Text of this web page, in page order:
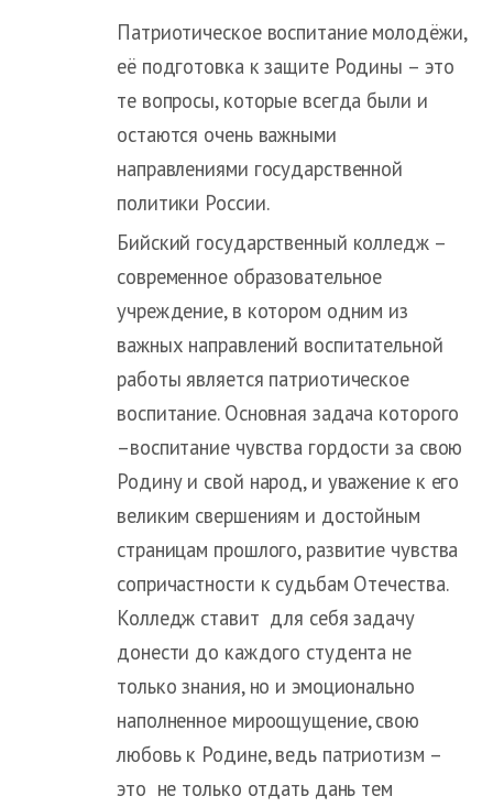
Патриотическое воспитание молодёжи,
её подготовка к защите Родины – это
те вопросы, которые всегда были и
остаются очень важными
направлениями государственной
политики России.
Бийский государственный колледж –
современное образовательное
учреждение, в котором одним из
важных направлений воспитательной
работы является патриотическое
воспитание. Основная задача которого
–воспитание чувства гордости за свою
Родину и свой народ, и уважение к его
великим свершениям и достойным
страницам прошлого, развитие чувства
сопричастности к судьбам Отечества.
Колледж ставит для себя задачу
донести до каждого студента не
только знания, но и эмоционально
наполненное мироощущение, свою
любовь к Родине, ведь патриотизм –
это не только отдать дань тем